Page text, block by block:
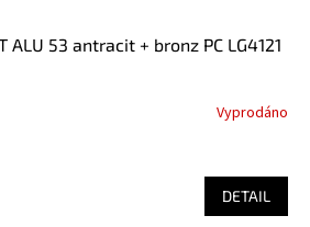
ALU 53 antracit + bronz PC LG4121
Vyprodáno
DETAIL